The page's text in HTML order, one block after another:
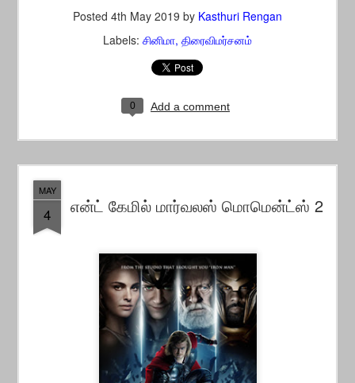
Posted 4th May 2019 by Kasthuri Rengan
Labels: சினிமா திரைவிமர்சனம்
0 Add a comment
MAY
4 என்ட் கேமில் மார்வலஸ் மொமென்ட்ஸ் 2